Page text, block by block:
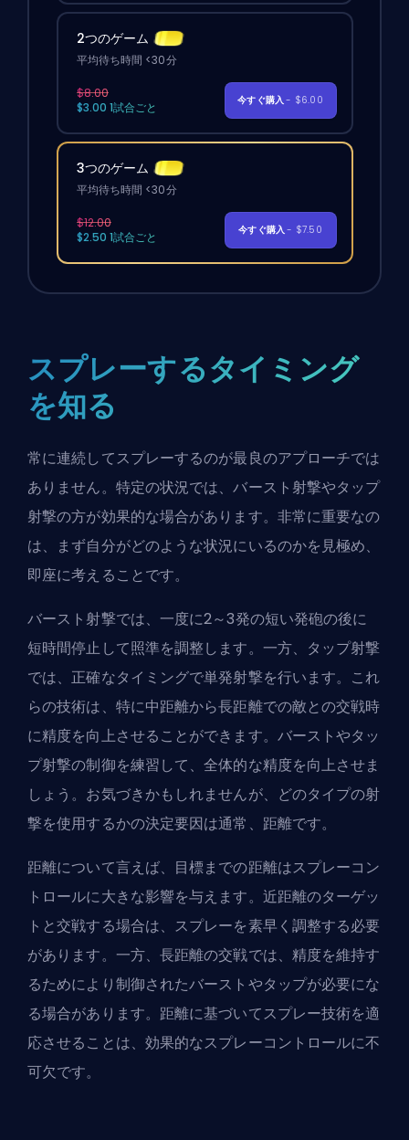
2つのゲーム
平均待ち時間 <30分
$8.00
$3.00 1試合ごと
今すぐ購入- $6.00
3つのゲーム
平均待ち時間 <30分
$12.00
$2.50 1試合ごと
今すぐ購入- $7.50
スプレーするタイミング
を知る
常に連続してスプレーするのが最良のアプローチでは
ありません。特定の状況では、バースト射撃やタップ
射撃の方が効果的な場合があります。非常に重要なの
は、まず自分がどのような状況にいるのかを見極め、
即座に考えることです。
バースト射撃では、一度に2～3発の短い発砲の後に
短時間停止して照準を調整します。一方、タップ射撃
では、正確なタイミングで単発射撃を行います。これ
らの技術は、特に中距離から長距離での敵との交戦時
に精度を向上させることができます。バーストやタッ
プ射撃の制御を練習して、全体的な精度を向上させま
しょう。お気づきかもしれませんが、どのタイプの射
撃を使用するかの決定要因は通常、距離です。
距離について言えば、目標までの距離はスプレーコン
トロールに大きな影響を与えます。近距離のターゲッ
トと交戦する場合は、スプレーを素早く調整する必要
があります。一方、長距離の交戦では、精度を維持す
るためにより制御されたバーストやタップが必要にな
る場合があります。距離に基づいてスプレー技術を適
応させることは、効果的なスプレーコントロールに不
可欠です。